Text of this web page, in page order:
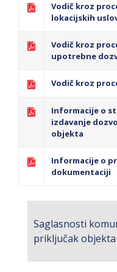
Vodič kroz
lokacijskih
Vodič kroz
upotrebne
Vodič kroz
Informacije o
izdavanje
objekta
Informacije o
dokumentaciji
Saglasnosti
priključak